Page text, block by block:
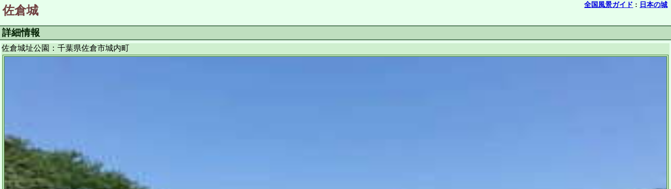
全国風景ガイド : 日本の城
佐倉城
詳細情報
佐倉城址公園：千葉県佐倉市城内町